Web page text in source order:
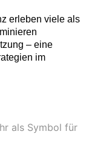
erleben viele als
– eine
im